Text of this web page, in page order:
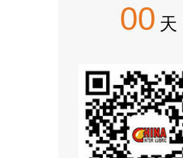
00 天